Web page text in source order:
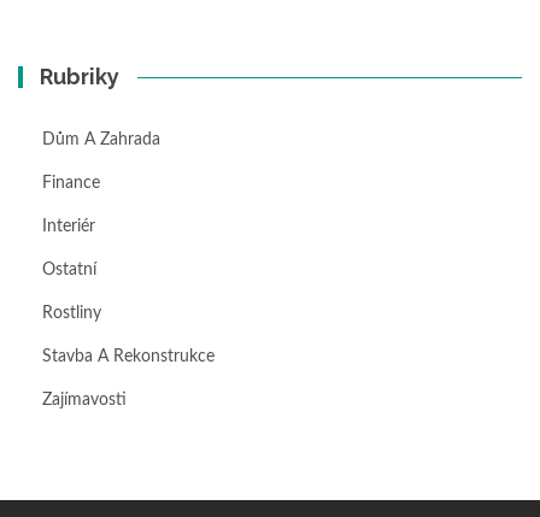
Rubriky
Dům A Zahrada
Finance
Interiér
Ostatní
Rostliny
Stavba A Rekonstrukce
Zajímavosti